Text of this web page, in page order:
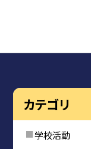
カテゴリ
学校活動